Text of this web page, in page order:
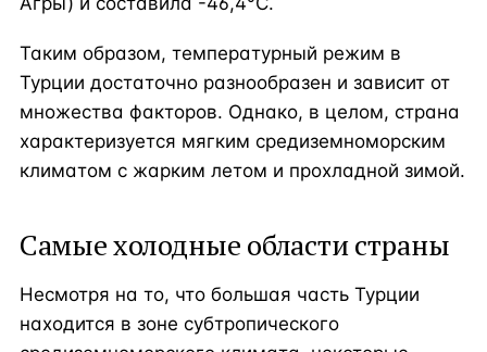
Таким образом, температурный режим в
Турции достаточно разнообразен и зависит от
множества факторов. Однако, в целом, страна
характеризуется мягким средиземноморским
климатом с жарким летом и прохладной зимой.
Самые холодные области страны
Несмотря на то, что большая часть Турции
находится в зоне субтропического